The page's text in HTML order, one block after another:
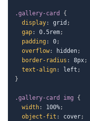
.gallery-card
{
display: grid ;
gap: 0.5rem;
padding: 0;
overflow: hidden;
border-radius : 8px;
text-align: left ;
}
.gallery-card img
{
width: 100%;
object-fit : cover;